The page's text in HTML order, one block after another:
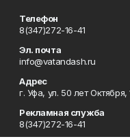
Телефон
8(347)272-16-41
Эл. почта
info@vatandash.ru
Адрес
г. Уфа, ул. 50 лет
Рекламная служба
8(347)272-16-41